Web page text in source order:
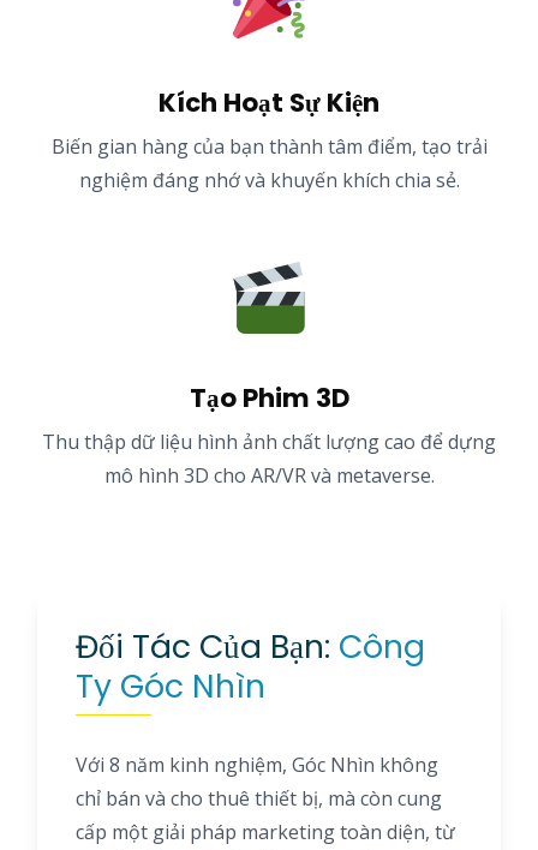
Kích Hoạt Sự Kiện
Biến gian hàng của bạn thành tâm điểm, tạo trải
nghiệm đáng nhớ và khuyến khích chia sẻ.
Tạo Phim 3D
Thu thập dữ liệu hình ảnh chất lượng cao để dựng
mô hình 3D cho AR/VR và metaverse.
Đối Tác Của Bạn: Công
Ty Góc Nhìn
Với 8 năm kinh nghiệm, Góc Nhìn không
chỉ bán và cho thuê thiết bị, mà còn cung
cấp một giải pháp marketing toàn diện, từ